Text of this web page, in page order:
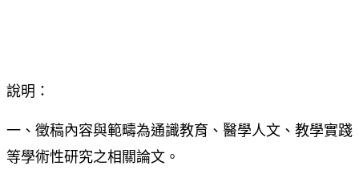
說明：
一、徵稿內容與範疇為通識教育、醫學人文、教學實踐
等學術性研究之相關論文。